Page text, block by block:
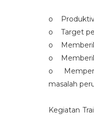
o
o Target
o
o
o
masalah
Kegiatan